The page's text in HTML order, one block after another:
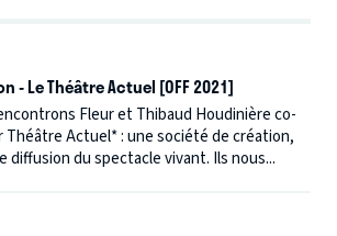
- Le Théâtre Actuel [OFF 2021]
Fleur et Thibaud Houdinière co-
Actuel* : une société de création,
diffusion du spectacle vivant. Ils nous...